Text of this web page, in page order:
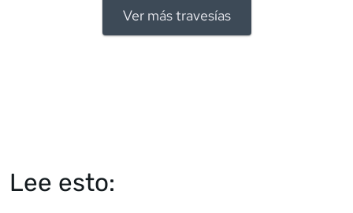
Ver más travesías
Lee esto: